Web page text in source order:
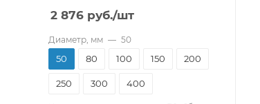
2 876 руб./шт
Диаметр, мм — 50
50 80 100 150 200
250 300 400